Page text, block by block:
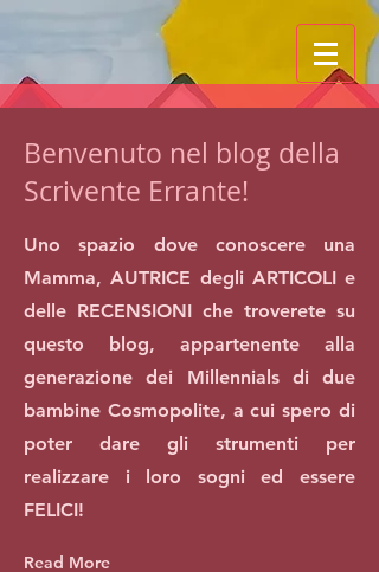
Benvenuto nel blog della
Scrivente Errante!
Uno spazio dove conoscere una
Mamma, AUTRICE degli ARTICOLI e
delle RECENSIONI che troverete su
questo blog, appartenente alla
generazione dei Millennials di due
bambine Cosmopolite, a cui spero di
poter dare gli strumenti per
realizzare i loro sogni ed essere
FELICI!
Read More